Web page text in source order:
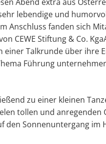
lebendige und
Anschluss fanden sich
CEWE Stiftung & Co.
einer Talkrunde über ihre
Führung
zu einer kleinen
tollen und anregenden
den Sonnenuntergang im